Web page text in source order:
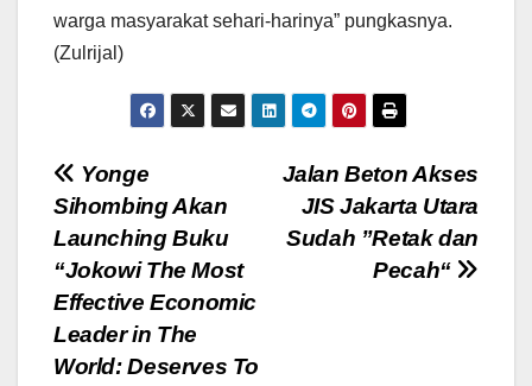
warga masyarakat sehari-harinya” pungkasnya.
(Zulrijal)
Navigasi
pos
Jalan Beton Akses
JIS Jakarta Utara
Sudah ”Retak dan
Pecah“
Yonge
Sihombing Akan
Launching Buku
“Jokowi The Most
Effective Economic
Leader in The
World: Deserves To